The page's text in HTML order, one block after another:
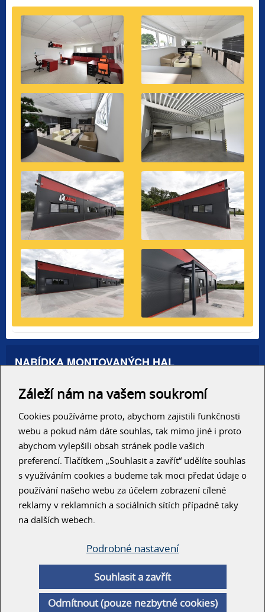
NABÍDKA MONTOVANÝCH HAL
Autosalony, servisy
Skladové haly
Zemědělské haly
Konzolové regály
RYCHLÝ KONTAKT
© Unihal 2014
Záleží nám na vašem soukromí
Cookies používáme proto, abychom zajistili funkčnosti
webu a pokud nám dáte souhlas, tak mimo jiné i proto
abychom vylepšili obsah stránek podle vašich
preferencí. Tlačítkem „Souhlasit a zavřít“ udělíte souhlas
s využíváním cookies a budeme tak moci předat údaje o
používání našeho webu za účelem zobrazení cílené
reklamy v reklamních a sociálních sítích případně taky
na dalších webech.
Podrobné nastavení
Odmítnout (pouze nezbytné cookies)
Souhlasit a zavřít